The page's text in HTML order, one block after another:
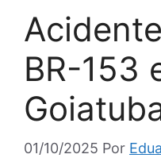
BR-153
01/10/2025 Por